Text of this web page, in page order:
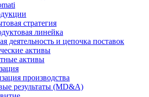
стратегия
линейка
деятельность и цепочка поставок
активы
активы
производства
результаты (MD&A)